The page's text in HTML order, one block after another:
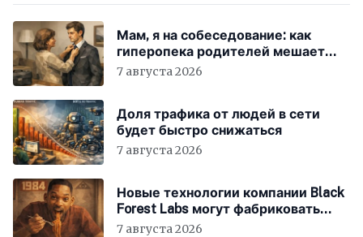
Мам, я на собеседование: как
гиперопека родителей мешает
«зумерам» устроиться в компанию
7 августа 2026
Доля трафика от людей в сети
будет быстро снижаться
7 августа 2026
Новые технологии компании Black
Forest Labs могут фабриковать
историю, как в «1984»
7 августа 2026